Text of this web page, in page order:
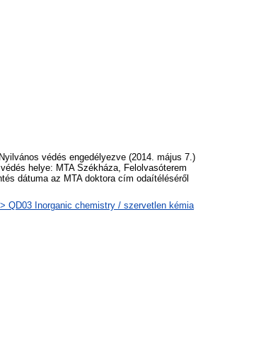
védés engedélyezve (2014. május 7.)
helye: MTA Székháza, Felolvasóterem
dátuma az MTA doktora cím odaítéléséről
QD03 Inorganic chemistry / szervetlen kémia